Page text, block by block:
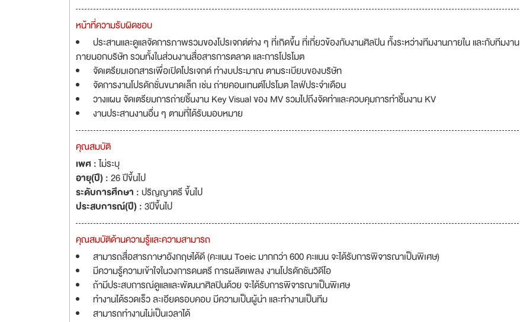
หน้าที่ความรับผิดชอบ
ประสานและดูแลจัดการภาพรวมของโปรเจกต์ต่าง ๆ ที่เกิดขึ้น ที่เกี่ยวข้องกับงานศิลปิน ทั้งระหว่างทีมงานภายใน และกับทีมงาน
ภายนอกบริษัท รวมทั้งในส่วนงานสื่อสารการตลาด และการโปรโมต
จัดเตรียมเอกสารเพื่อเปิดโปรเจกต์ ทำงบประมาณ ตามระเบียบของบริษัท
จัดการงานโปรดักชั่นขนาดเล็ก เช่น ถ่ายคอนเทนต์โปรโมต ไลฟ์ประจำเดือน
วางแผน จัดเตรียมการถ่ายชิ้นงาน Key Visual ของ MV รวมไปถึงจัดทำและควบคุมการทำชิ้นงาน KV
งานประสานงานอื่น ๆ ตามที่ได้รับมอบหมาย
คุณสมบัติ
เพศ :ไม่ระบุ
อายุ(ปี) :26 ปีขึ้นไป
ระดับการศึกษา :ปริญญาตรี ขึ้นไป
ประสบการณ์(ปี) :3ปีขึ้นไป
คุณสมบัติด้านความรู้และความสามารถ
สามารถสื่อสารภาษาอังกฤษได้ดี (คะแนน Toeic มากกว่า 600 คะแนน จะได้รับการพิจารณาเป็นพิเศษ)
มีความรู้ความเข้าใจในวงการดนตรี การผลิตเพลง งานโปรดักชันวิดีโอ
ถ้ามีประสบการณ์ดูแลและพัฒนาศิลปินด้วย จะได้รับการพิจารณาเป็นพิเศษ
ทำงานได้รวดเร็ว ละเอียดรอบคอบ มีความเป็นผู้นำ และทำงานเป็นทีม
สามารถทำงานไม่เป็นเวลาได้